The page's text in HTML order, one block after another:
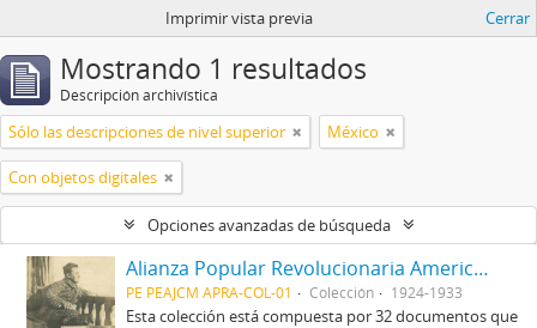
Imprimir vista previa Cerrar
Mostrando 1 resultados
Descripción archivística
Sólo las descripciones de nivel superior México
Con objetos digitales
Opciones avanzadas de búsqueda
Alianza Popular Revolucionaria Americana-APRA (Colección)
PE PEAJCM APRA-COL-01 Colección 1924-1933
Esta colección está compuesta por 32 documentos que